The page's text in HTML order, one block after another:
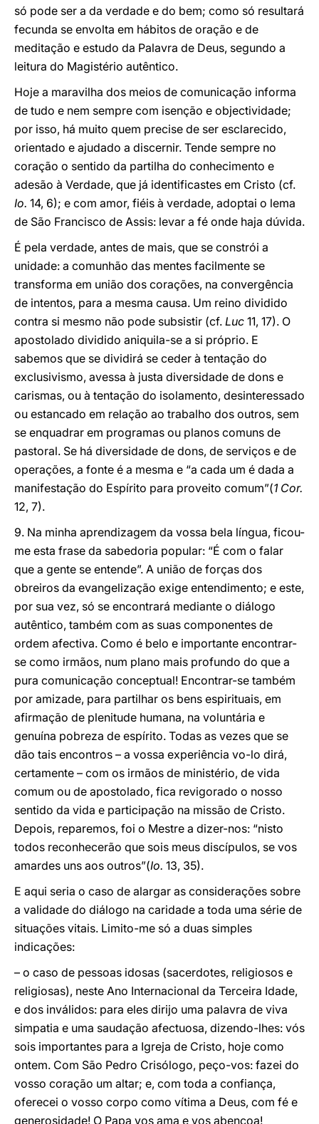
só pode ser a da verdade e do bem; como só resultará
fecunda se envolta em hábitos de oração e de
meditação e estudo da Palavra de Deus, segundo a
leitura do Magistério autêntico.
Hoje a maravilha dos meios de comunicação informa
de tudo e nem sempre com isenção e objectividade;
por isso, há muito quem precise de ser esclarecido,
orientado e ajudado a discernir. Tende sempre no
coração o sentido da partilha do conhecimento e
adesão à Verdade, que já identificastes em Cristo (cf.
Io. 14, 6); e com amor, fiéis à verdade, adoptai o lema
de São Francisco de Assis: levar a fé onde haja dúvida.
É pela verdade, antes de mais, que se constrói a
unidade: a comunhão das mentes facilmente se
transforma em união dos corações, na convergência
de intentos, para a mesma causa. Um reino dividido
contra si mesmo não pode subsistir (cf. Luc 11, 17). O
apostolado dividido aniquila-se a si próprio. E
sabemos que se dividirá se ceder à tentação do
exclusivismo, avessa à justa diversidade de dons e
carismas, ou à tentação do isolamento, desinteressado
ou estancado em relação ao trabalho dos outros, sem
se enquadrar em programas ou planos comuns de
pastoral. Se há diversidade de dons, de serviços e de
operações, a fonte é a mesma e “a cada um é dada a
manifestação do Espírito para proveito comum”(1 Cor.
12, 7).
9. Na minha aprendizagem da vossa bela língua, ficou-
me esta frase da sabedoria popular: “É com o falar
que a gente se entende”. A união de forças dos
obreiros da evangelização exige entendimento; e este,
por sua vez, só se encontrará mediante o diálogo
autêntico, também com as suas componentes de
ordem afectiva. Como é belo e importante encontrar-
se como irmãos, num plano mais profundo do que a
pura comunicação conceptual! Encontrar-se também
por amizade, para partilhar os bens espirituais, em
afirmação de plenitude humana, na voluntária e
genuína pobreza de espírito. Todas as vezes que se
dão tais encontros – a vossa experiência vo-lo dirá,
certamente – com os irmãos de ministério, de vida
comum ou de apostolado, fica revigorado o nosso
sentido da vida e participação na missão de Cristo.
Depois, reparemos, foi o Mestre a dizer-nos: “nisto
todos reconhecerão que sois meus discípulos, se vos
amardes uns aos outros”(Io. 13, 35).
E aqui seria o caso de alargar as considerações sobre
a validade do diálogo na caridade a toda uma série de
situações vitais. Limito-me só a duas simples
indicações:
– o caso de pessoas idosas (sacerdotes, religiosos e
religiosas), neste Ano Internacional da Terceira Idade,
e dos inválidos: para eles dirijo uma palavra de viva
simpatia e uma saudação afectuosa, dizendo-lhes: vós
sois importantes para a Igreja de Cristo, hoje como
ontem. Com São Pedro Crisólogo, peço-vos: fazei do
vosso coração um altar; e, com toda a confiança,
oferecei o vosso corpo como vítima a Deus, com fé e
generosidade! O Papa vos ama e vos abençoa!